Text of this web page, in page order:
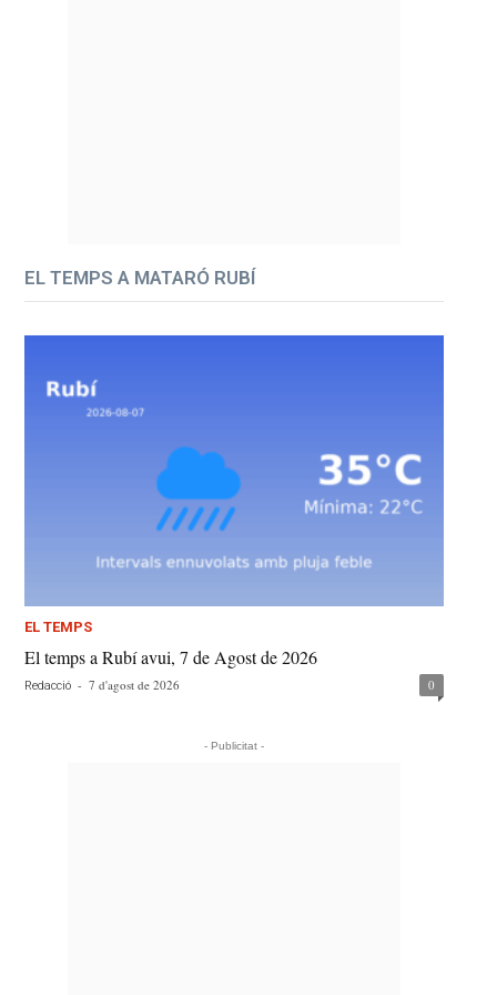
EL TEMPS A MATARÓ RUBÍ
EL TEMPS
El temps a Rubí avui, 7 de Agost de 2026
Redacció - 7 d'agost de 2026 0
- Publicitat -